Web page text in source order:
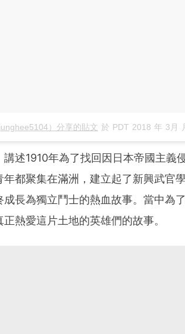
）分享的貼文 於 PDT 2018 年 3月
講述1910年為了找回因日本帝國主
年都聚集在滿洲，建立起了新興武官
成長為獨立鬥士的熱血故事。當中為
熱愛這片土地的英雄們的故事。